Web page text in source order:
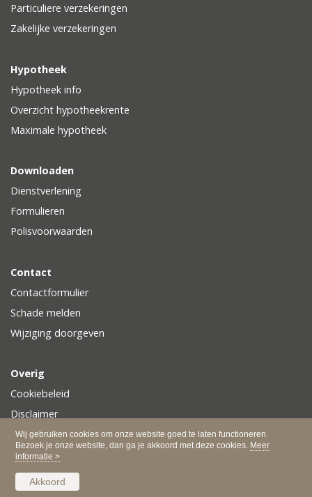
Wij gebruiken cookies om onze website goed te laten functioneren.
Bezoek je onze website, dan ga je akkoord met deze cookies. Meer
informatie >
Akkoord
Particuliere verzekeringen
Zakelijke verzekeringen
Hypotheek
Hypotheek info
Overzicht hypotheekrente
Maximale hypotheek
Downloaden
Dienstverlening
Formulieren
Polisvoorwaarden
Contact
Contactformulier
Schade melden
Wijziging doorgeven
Overig
Cookiebeleid
Disclaimer
Privacy